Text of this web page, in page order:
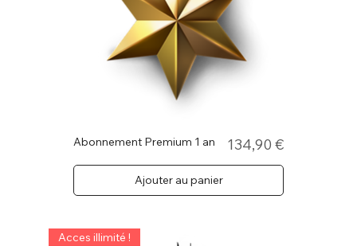
Abonnement Premium 1 an Prix
134,90 €
Ajouter au panier
Acces illimité !